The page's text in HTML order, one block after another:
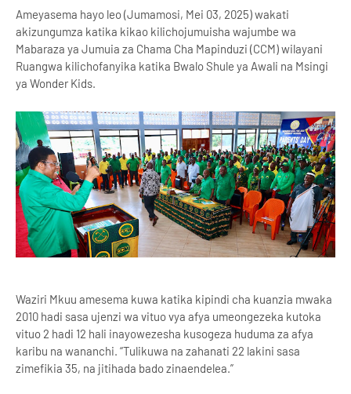
Ameyasema hayo leo (Jumamosi, Mei 03, 2025) wakati
akizungumza katika kikao kilichojumuisha wajumbe wa
Mabaraza ya Jumuia za Chama Cha Mapinduzi (CCM) wilayani
Ruangwa kilichofanyika katika Bwalo Shule ya Awali na Msingi
ya Wonder Kids.
Waziri Mkuu amesema kuwa katika kipindi cha kuanzia mwaka
2010 hadi sasa ujenzi wa vituo vya afya umeongezeka kutoka
vituo 2 hadi 12 hali inayowezesha kusogeza huduma za afya
karibu na wananchi. “Tulikuwa na zahanati 22 lakini sasa
zimefikia 35, na jitihada bado zinaendelea.”